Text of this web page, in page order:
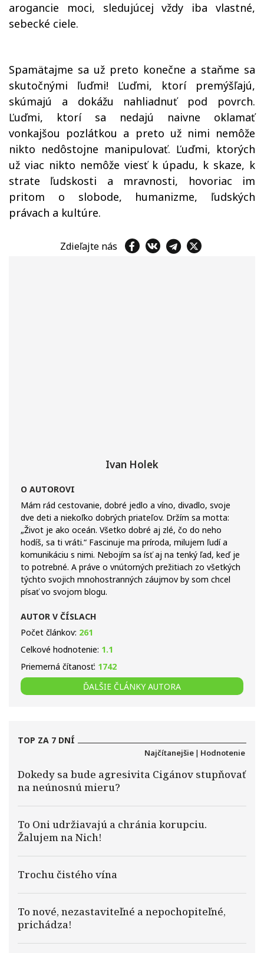
arogancie moci, sledujúcej vždy iba vlastné,
sebecké ciele.
Spamätajme sa už preto konečne a staňme sa
skutočnými ľuďmi! Ľuďmi, ktorí premýšľajú,
skúmajú a dokážu nahliadnuť pod povrch.
Ľuďmi, ktorí sa nedajú naivne oklamať
vonkajšou pozlátkou a preto už nimi nemôže
nikto nedôstojne manipulovať. Ľuďmi, ktorých
už viac nikto nemôže viesť k úpadu, k skaze, k
strate ľudskosti a mravnosti, hovoriac im
pritom o slobode, humanizme, ľudských
právach a kultúre.
Zdieľajte nás
Ivan Holek
O AUTOROVI
Mám rád cestovanie, dobré jedlo a víno, divadlo, svoje
dve deti a niekoľko dobrých priateľov. Držím sa motta:
„Život je ako oceán. Všetko dobré aj zlé, čo do neho
hodíš, sa ti vráti.“ Fascinuje ma príroda, milujem ľudí a
komunikáciu s nimi. Nebojím sa ísť aj na tenký ľad, keď je
to potrebné. A práve o vnútorných prežitiach zo všetkých
týchto svojich mnohostranných záujmov by som chcel
písať vo svojom blogu.
AUTOR V ČÍSLACH
Počet článkov: 261
Celkové hodnotenie: 1.1
Priemerná čítanosť: 1742
ĎALŠIE ČLÁNKY AUTORA
TOP ZA 7 DNÍ
Najčítanejšie | Hodnotenie
Dokedy sa bude agresivita Cigánov stupňovať
na neúnosnú mieru?
To Oni udržiavajú a chránia korupciu.
Žalujem na Nich!
Trochu čistého vína
To nové, nezastaviteľné a nepochopiteľné,
prichádza!